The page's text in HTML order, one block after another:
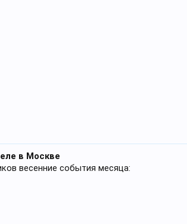
в Москве
весенние события месяца: